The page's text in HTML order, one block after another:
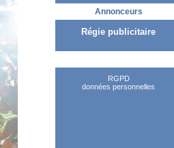
Annonceurs
Régie publicitaire
RGPD
données personnelles